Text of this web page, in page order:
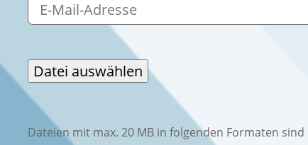
Dateien mit max. 20 MB in folgenden Formaten